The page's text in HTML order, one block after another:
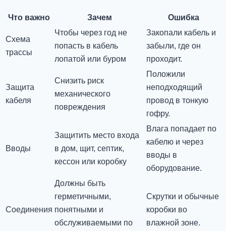
Что важно Зачем Ошибка
Схема
трассы
Чтобы через год не
попасть в кабель
лопатой или буром
Закопали кабель и
забыли, где он
проходит.
Защита
кабеля
Снизить риск
механического
повреждения
Положили
неподходящий
провод в тонкую
гофру.
Вводы
Защитить место входа
в дом, щит, септик,
кессон или коробку
Влага попадает по
кабелю и через
вводы в
оборудование.
Соединения
Должны быть
герметичными,
понятными и
обслуживаемыми по
Скрутки и обычные
коробки во
влажной зоне.